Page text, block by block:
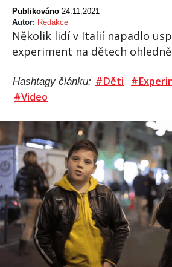
Publikováno 24.11.2021
Autor: Redakce
Několik lidí v Italií napadlo
experiment na dětech
Hashtagy článku: #Děti
#Video